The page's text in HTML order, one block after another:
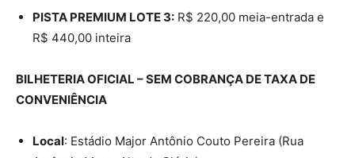
PISTA PREMIUM LOTE 3: R$ 220,00 meia-entrada e
R$ 440,00 inteira
BILHETERIA OFICIAL – SEM COBRANÇA DE TAXA DE
CONVENIÊNCIA
Local: Estádio Major Antônio Couto Pereira (Rua